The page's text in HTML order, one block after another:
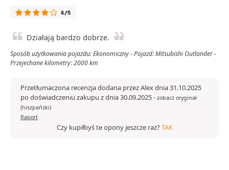
4/5
Działają bardzo dobrze.
Sposób użytkowania pojazdu: Ekonomiczny - Pojazd: Mitsubishi Outlander -
Przejechane kilometry: 2000 km
Przetłumaczona recenzja dodana przez Alex dnia 31.10.2025
po doświadczeniu zakupu z dnia 30.09.2025- zobacz oryginał
(hiszpański)
Raport
Czy kupiłbyś te opony jeszcze raz?TAK